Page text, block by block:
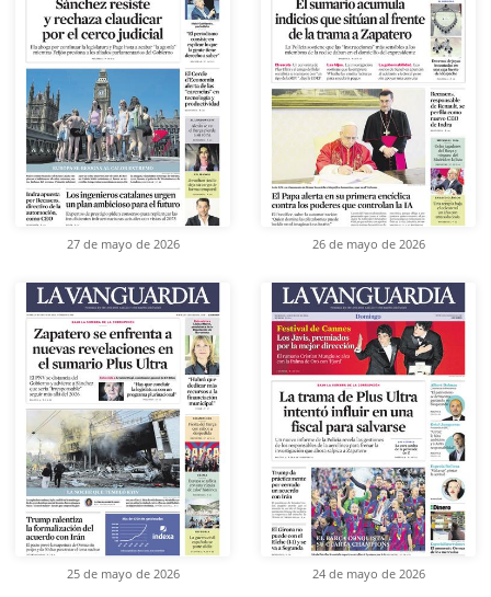
27 de mayo de 2026 26 de mayo de 2026
25 de mayo de 2026 24 de mayo de 2026